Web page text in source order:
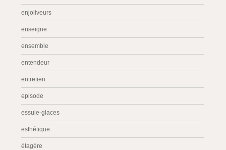
enjoliveurs
enseigne
ensemble
entendeur
entretien
episode
essuie-glaces
esthétique
étagère